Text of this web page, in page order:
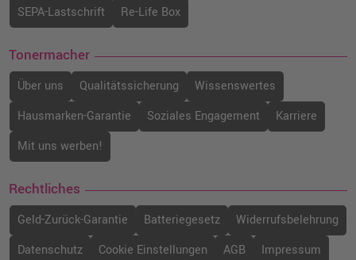
9,98 €
inkl. MwSt. zzgl. Versand
Canon CLI-551XLM Druckerpatrone
(6445B001) · Magenta
o. MwSt.15,12 €
17,99 €
inkl. MwSt.zzgl. Versand
shopping_cart
PGI-550PGBK (6496B001) · Schwarz
o. MwSt.9,24 €
11,00 €
inkl. MwSt.
shopping_cart
SEPA-Lastschrift
Re-Life Box
Tonermacher
Über uns Qualitätssicherung
Wissenswertes
Hausmarken-Garantie
Soziales Engagement
Karriere
Mit uns werben!
Rechtliches
Geld-Zurück-Garantie Batteriegesetz
Widerrufsbelehrung
Datenschutz
Cookie Einstellungen AGB Impressum